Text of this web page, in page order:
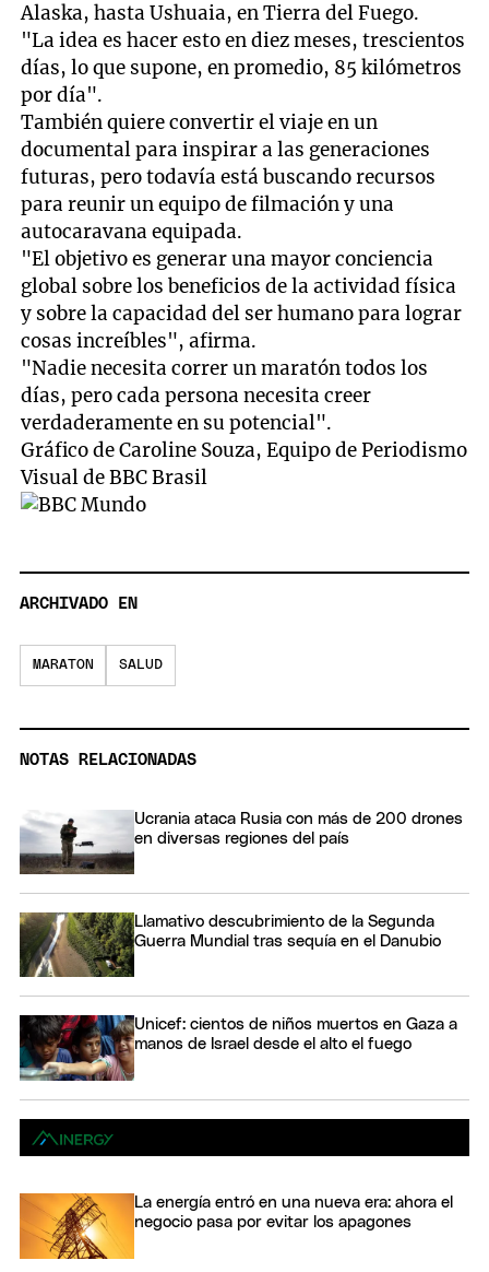
Alaska, hasta Ushuaia, en Tierra del Fuego.
"La idea es hacer esto en diez meses, trescientos
días, lo que supone, en promedio, 85 kilómetros
por día".
También quiere convertir el viaje en un
documental para inspirar a las generaciones
futuras, pero todavía está buscando recursos
para reunir un equipo de filmación y una
autocaravana equipada.
"El objetivo es generar una mayor conciencia
global sobre los beneficios de la actividad física
y sobre la capacidad del ser humano para lograr
cosas increíbles", afirma.
"Nadie necesita correr un maratón todos los
días, pero cada persona necesita creer
verdaderamente en su potencial".
Gráfico de Caroline Souza, Equipo de Periodismo
Visual de BBC Brasil
ARCHIVADO EN
MARATON SALUD
NOTAS RELACIONADAS
Ucrania ataca Rusia con más de 200 drones
en diversas regiones del país
Llamativo descubrimiento de la Segunda
Guerra Mundial tras sequía en el Danubio
Unicef: cientos de niños muertos en Gaza a
manos de Israel desde el alto el fuego
La energía entró en una nueva era: ahora el
negocio pasa por evitar los apagones